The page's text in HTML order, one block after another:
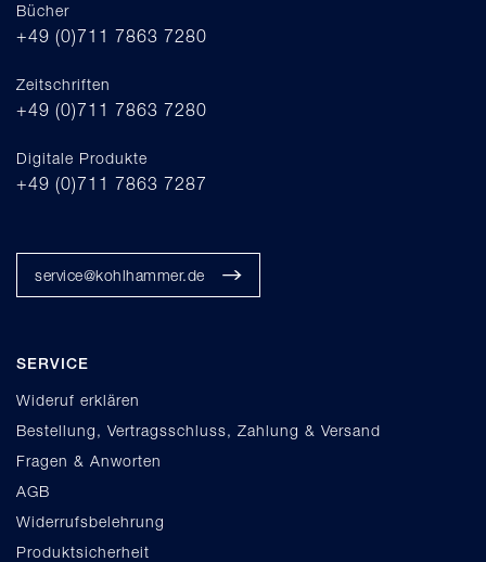
Bücher
+49 (0)711 7863 7280
Zeitschriften
+49 (0)711 7863 7280
Digitale Produkte
+49 (0)711 7863 7287
service@kohlhammer.de
SERVICE
Wideruf erklären
Bestellung, Vertragsschluss, Zahlung & Versand
Fragen & Anworten
AGB
Widerrufsbelehrung
Produktsicherheit